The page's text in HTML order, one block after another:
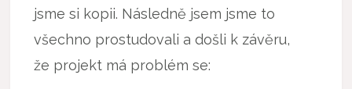
jsme si kopii. Následně jsem jsme to
všechno prostudovali a došli k závěru,
že projekt má problém se: